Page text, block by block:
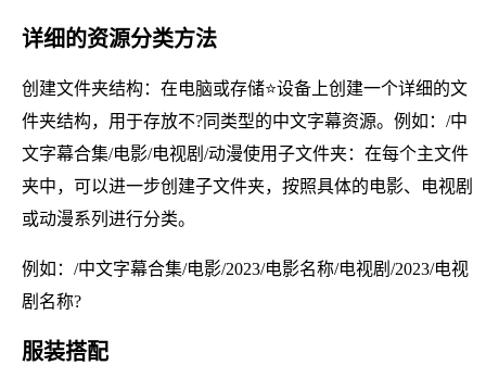
详细的资源分类方法
创建文件夹结构：在电脑或存储⭐设备上创建一个详细的文
件夹结构，用于存放不?同类型的中文字幕资源。例如：/中
文字幕合集/电影/电视剧/动漫使用子文件夹：在每个主文件
夹中，可以进一步创建子文件夹，按照具体的电影、电视剧
或动漫系列进行分类。
例如：/中文字幕合集/电影/2023/电影名称/电视剧/2023/电视
剧名称?
服装搭配